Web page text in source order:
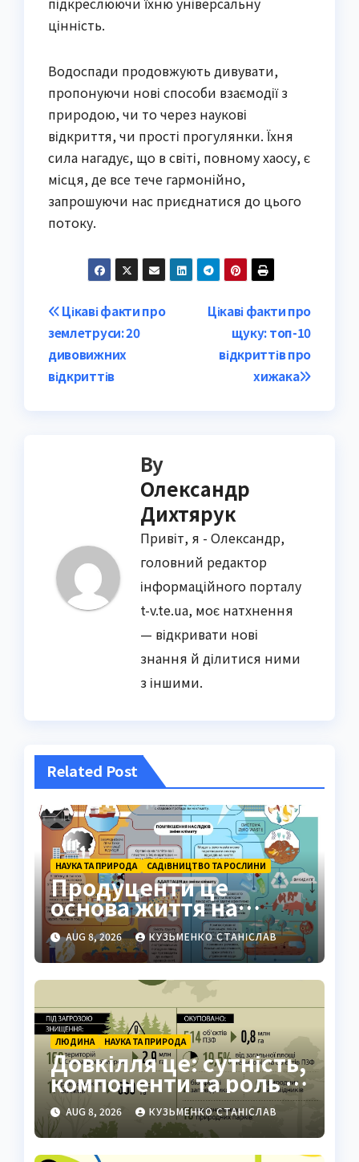
цінність.
Водоспади продовжують дивувати,
пропонуючи нові способи взаємодії з
природою, чи то через наукові
відкриття, чи прості прогулянки. Їхня
сила нагадує, що в світі, повному хаосу, є
місця, де все тече гармонійно,
запрошуючи нас приєднатися до цього
потоку.
Post
navigation
Цікаві факти про
щуку: топ-10
відкриттів про
хижака
Цікаві факти про
землетруси: 20
дивовижних
відкриттів
By
Олександр
Дихтярук
Привіт, я - Олександр,
головний редактор
інформаційного порталу
t-v.te.ua, моє натхнення
— відкривати нові
знання й ділитися ними
з іншими.
Related Post
НАУКА ТА ПРИРОДА САДІВНИЦТВО ТА РОСЛИНИ
Продуценти це
основа життя на
Землі: повний гід
AUG 8, 2026 КУЗЬМЕНКО СТАНІСЛАВ
ЛЮДИНА НАУКА ТА ПРИРОДА
Довкілля це: сутність,
компоненти та роль у
житті людини
AUG 8, 2026 КУЗЬМЕНКО СТАНІСЛАВ